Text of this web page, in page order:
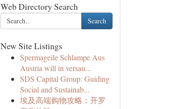
Web Directory Search
Search
New Site Listings
Spermageile Schlampe Aus
Austria will in versau...
SDS Capital Group: Guiding
Social and Sustainab...
埃及高端购物攻略：开罗